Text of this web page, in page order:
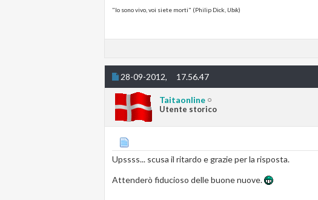
"Io sono vivo, voi siete morti" (Philip Dick, Ubik)
28-09-2012, 17.56.47
Taitaonline
Utente storico
Upssss... scusa il ritardo e grazie per la risposta.
Attenderò fiducioso delle buone nuove.